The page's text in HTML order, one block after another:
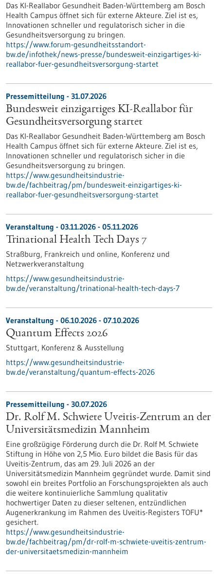
Das KI-Reallabor Gesundheit Baden-Württemberg am Bosch
Health Campus öffnet sich für externe Akteure. Ziel ist es,
Innovationen schneller und regulatorisch sicher in die
Gesundheitsversorgung zu bringen.
https://www.forum-gesundheitsstandort-
bw.de/infothek/news-presse/bundesweit-einzigartiges-ki-
reallabor-fuer-gesundheitsversorgung-startet
Pressemitteilung - 31.07.2026
Bundesweit einzigartiges KI-Reallabor für
Gesundheits­versorgung startet
Das KI-Reallabor Gesundheit Baden-Württemberg am Bosch
Health Campus öffnet sich für externe Akteure. Ziel ist es,
Innovationen schneller und regulatorisch sicher in die
Gesundheitsversorgung zu bringen.
https://www.gesundheitsindustrie-
bw.de/fachbeitrag/pm/bundesweit-einzigartiges-ki-
reallabor-fuer-gesundheitsversorgung-startet
Veranstaltung - 03.11.2026 - 05.11.2026
Trinational Health Tech Days 7
Straßburg, Frankreich und online, Konferenz und
Netzwerkveranstaltung
https://www.gesundheitsindustrie-
bw.de/veranstaltung/trinational-health-tech-days-7
Veranstaltung - 06.10.2026 - 07.10.2026
Quantum Effects 2026
Stuttgart, Konferenz & Ausstellung
https://www.gesundheitsindustrie-
bw.de/veranstaltung/quantum-effects-2026
Pressemitteilung - 30.07.2026
Dr. Rolf M. Schwiete Uveitis-Zentrum an der
Universitätsmedizin Mannheim
Eine großzügige Förderung durch die Dr. Rolf M. Schwiete
Stiftung in Höhe von 2,5 Mio. Euro bildet die Basis für das
Uveitis-Zentrum, das am 29. Juli 2026 an der
Universitätsmedizin Mannheim gegründet wurde. Damit sind
sowohl ein breites Portfolio an Forschungsprojekten als auch
die weitere kontinuierliche Sammlung qualitativ
hochwertiger Daten zu dieser seltenen, entzündlichen
Augenerkrankung im Rahmen des Uveitis-Registers TOFU*
gesichert.
https://www.gesundheitsindustrie-
bw.de/fachbeitrag/pm/dr-rolf-m-schwiete-uveitis-zentrum-
der-universitaetsmedizin-mannheim